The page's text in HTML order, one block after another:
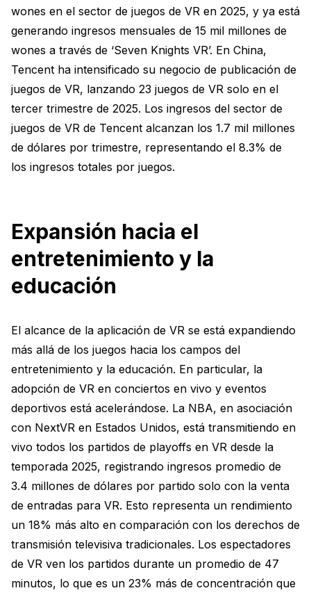
wones en el sector de juegos de VR en 2025, y ya está
generando ingresos mensuales de 15 mil millones de
wones a través de ‘Seven Knights VR’. En China,
Tencent ha intensificado su negocio de publicación de
juegos de VR, lanzando 23 juegos de VR solo en el
tercer trimestre de 2025. Los ingresos del sector de
juegos de VR de Tencent alcanzan los 1.7 mil millones
de dólares por trimestre, representando el 8.3% de
los ingresos totales por juegos.
Expansión hacia el
entretenimiento y la
educación
El alcance de la aplicación de VR se está expandiendo
más allá de los juegos hacia los campos del
entretenimiento y la educación. En particular, la
adopción de VR en conciertos en vivo y eventos
deportivos está acelerándose. La NBA, en asociación
con NextVR en Estados Unidos, está transmitiendo en
vivo todos los partidos de playoffs en VR desde la
temporada 2025, registrando ingresos promedio de
3.4 millones de dólares por partido solo con la venta
de entradas para VR. Esto representa un rendimiento
un 18% más alto en comparación con los derechos de
transmisión televisiva tradicionales. Los espectadores
de VR ven los partidos durante un promedio de 47
minutos, lo que es un 23% más de concentración que